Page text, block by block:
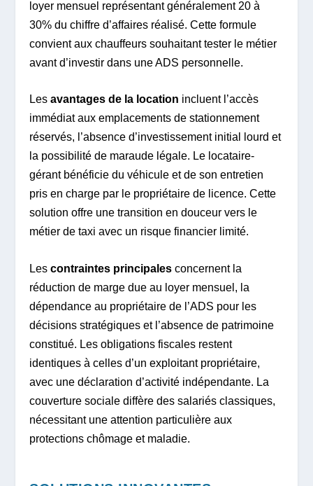
loyer mensuel représentant généralement 20 à
30% du chiffre d’affaires réalisé. Cette formule
convient aux chauffeurs souhaitant tester le métier
avant d’investir dans une ADS personnelle.
Lesavantages de la location incluent l’accès
immédiat aux emplacements de stationnement
réservés, l’absence d’investissement initial lourd et
la possibilité de maraude légale. Le locataire-
gérant bénéficie du véhicule et de son entretien
pris en charge par le propriétaire de licence. Cette
solution offre une transition en douceur vers le
métier de taxi avec un risque financier limité.
Lescontraintes principales concernent la
réduction de marge due au loyer mensuel, la
dépendance au propriétaire de l’ADS pour les
décisions stratégiques et l’absence de patrimoine
constitué. Les obligations fiscales restent
identiques à celles d’un exploitant propriétaire,
avec une déclaration d’activité indépendante. La
couverture sociale diffère des salariés classiques,
nécessitant une attention particulière aux
protections chômage et maladie.